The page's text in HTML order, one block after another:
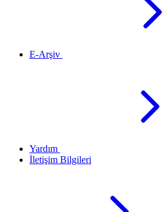
E-Arşiv
Yardım
İletişim Bilgileri